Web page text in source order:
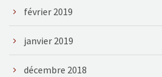
février 2019
janvier 2019
décembre 2018